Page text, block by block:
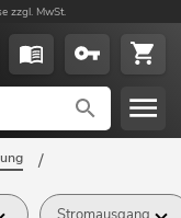
zzgl. MwSt.
/